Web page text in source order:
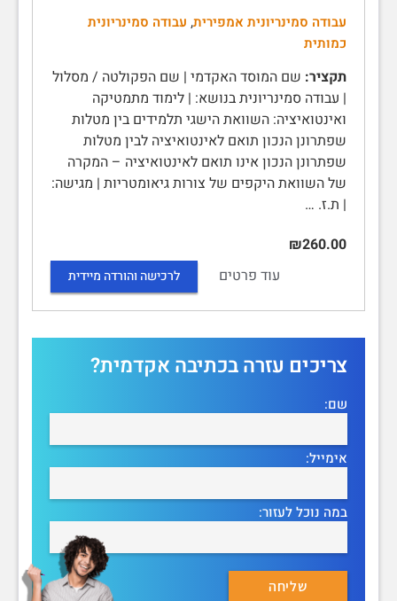
עבודה סמינריונית אמפירית, עבודה סמינריונית
כמותית
תקציר: שם המוסד האקדמי | שם הפקולטה / מסלול
| עבודה סמינריונית בנושא: | לימוד מתמטיקה
ואינטואיציה: השוואת הישגי תלמידים בין מטלות
שפתרונן הנכון תואם לאינטואיציה לבין מטלות
שפתרונן הנכון אינו תואם לאינטואיציה – המקרה
של השוואת היקפים של צורות גיאומטריות | מגישה:
| ת.ז. …
₪260.00
עוד פרטים
לרכישה והורדה מיידית
צריכים עזרה בכתיבה אקדמית?
שם:
אימייל:
במה נוכל לעזור: